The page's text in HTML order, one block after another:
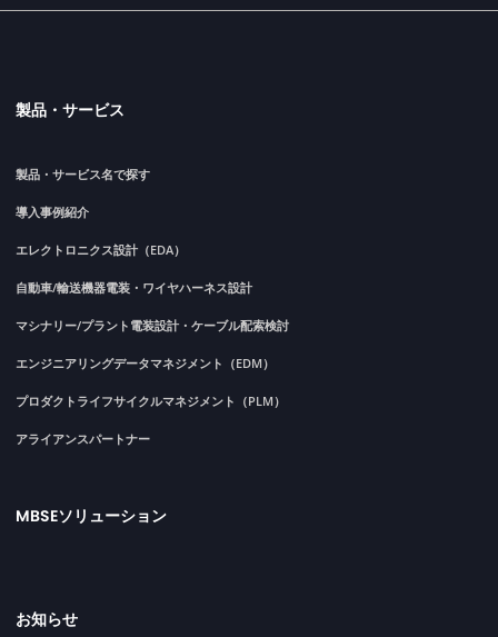
製品・サービス
製品・サービス名で探す
導入事例紹介
エレクトロニクス設計（EDA）
自動車/輸送機器電装・ワイヤハーネス設計
マシナリー/プラント電装設計・ケーブル配索検討
エンジニアリングデータマネジメント（EDM）
プロダクトライフサイクルマネジメント（PLM）
アライアンスパートナー
MBSEソリューション
お知らせ